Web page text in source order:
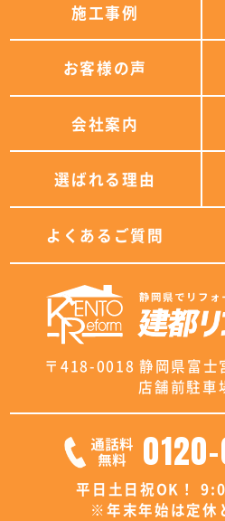
施工事例
お客様の声
会社案内
選ばれる理由
よくあるご質問
〒418-0018 静岡県富士
店舗前駐車
平日土日祝OK！
※年末年始は定休